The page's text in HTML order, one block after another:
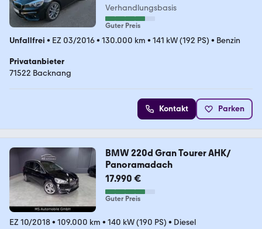
Verhandlungsbasis
Guter Preis
Unfallfrei • EZ 03/2016• 130.000 km • 141 kW (192 PS) • Benzin
Privatanbieter
71522 Backnang
Kontakt Parken
BMW 220d Gran Tourer AHK/
Panoramadach
17.990 €
Guter Preis
EZ 10/2018• 109.000 km • 140 kW (190 PS) • Diesel